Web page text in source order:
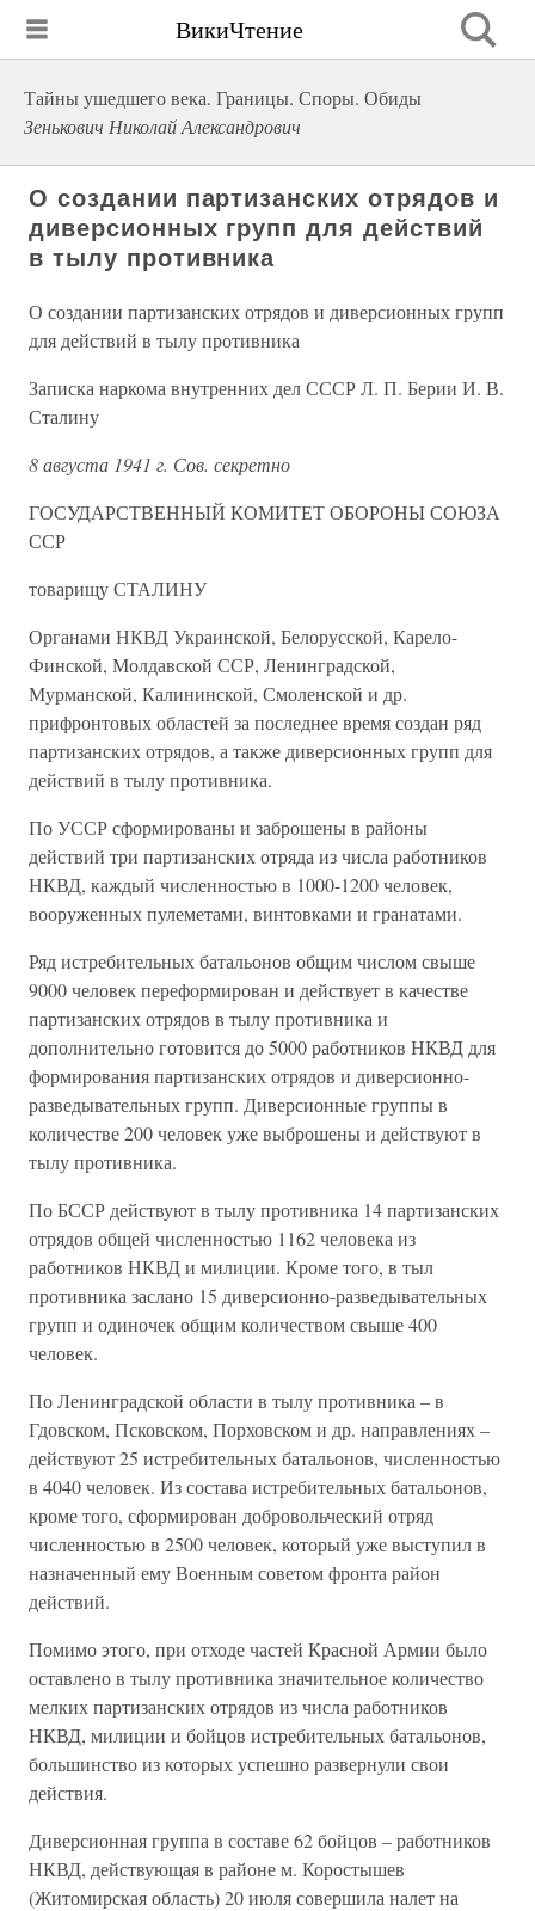
ВикиЧтение
Тайны ушедшего века. Границы. Споры. Обиды
Зенькович Николай Александрович
О создании партизанских отрядов и
диверсионных групп для действий
в тылу противника
О создании партизанских отрядов и диверсионных групп
для действий в тылу противника
Записка наркома внутренних дел СССР Л. П. Берии И. В.
Сталину
8 августа 1941 г. Сов. секретно
ГОСУДАРСТВЕННЫЙ КОМИТЕТ ОБОРОНЫ СОЮЗА
ССР
товарищу СТАЛИНУ
Органами НКВД Украинской, Белорусской, Карело-
Финской, Молдавской ССР, Ленинградской,
Мурманской, Калининской, Смоленской и др.
прифронтовых областей за последнее время создан ряд
партизанских отрядов, а также диверсионных групп для
действий в тылу противника.
По УССР сформированы и заброшены в районы
действий три партизанских отряда из числа работников
НКВД, каждый численностью в 1000-1200 человек,
вооруженных пулеметами, винтовками и гранатами.
Ряд истребительных батальонов общим числом свыше
9000 человек переформирован и действует в качестве
партизанских отрядов в тылу противника и
дополнительно готовится до 5000 работников НКВД для
формирования партизанских отрядов и диверсионно-
разведывательных групп. Диверсионные группы в
количестве 200 человек уже выброшены и действуют в
тылу противника.
По БССР действуют в тылу противника 14 партизанских
отрядов общей численностью 1162 человека из
работников НКВД и милиции. Кроме того, в тыл
противника заслано 15 диверсионно-разведывательных
групп и одиночек общим количеством свыше 400
человек.
По Ленинградской области в тылу противника – в
Гдовском, Псковском, Порховском и др. направлениях –
действуют 25 истребительных батальонов, численностью
в 4040 человек. Из состава истребительных батальонов,
кроме того, сформирован добровольческий отряд
численностью в 2500 человек, который уже выступил в
назначенный ему Военным советом фронта район
действий.
Помимо этого, при отходе частей Красной Армии было
оставлено в тылу противника значительное количество
мелких партизанских отрядов из числа работников
НКВД, милиции и бойцов истребительных батальонов,
большинство из которых успешно развернули свои
действия.
Диверсионная группа в составе 62 бойцов – работников
НКВД, действующая в районе м. Коростышев
(Житомирская область) 20 июля совершила налет на